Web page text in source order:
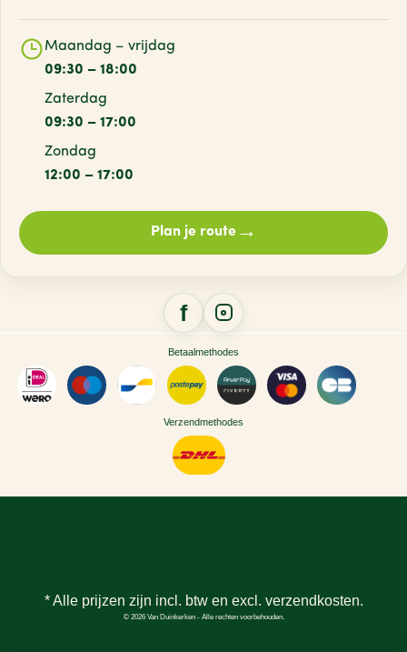
Maandag – vrijdag
09:30 – 18:00
Zaterdag
09:30 – 17:00
Zondag
12:00 – 17:00
Plan je route→
Betaalmethodes
Verzendmethodes
* Alle prijzen zijn incl. btw en excl. verzendkosten.
© 2026 Van Duinkerken - Alle rechten voorbehouden.